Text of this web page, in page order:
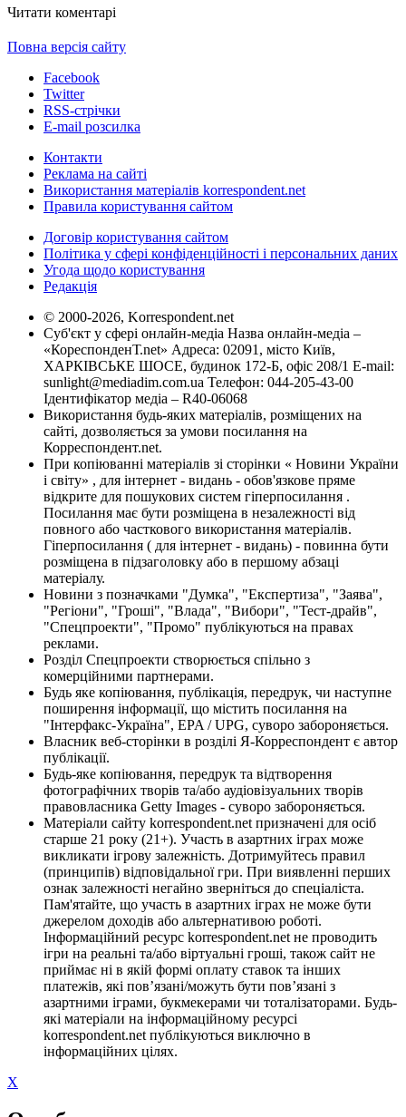
Читати коментарі
Повна версія сайту
Facebook
Twitter
RSS-стрічки
E-mail розсилка
Контакти
Реклама на сайті
Використання матеріалів korrespondent.net
Правила користування сайтом
Договір користування сайтом
Політика у сфері конфіденційності і персональних даних
Угода щодо користування
Редакція
© 2000-2026, Korrespondent.net
Суб'єкт у сфері онлайн-медіа Назва онлайн-медіа –
«КореспонденТ.net» Адреса: 02091, місто Київ,
ХАРКІВСЬКЕ ШОСЕ, будинок 172-Б, офіс 208/1 E-mail:
sunlight@mediadim.com.ua Телефон: 044-205-43-00
Ідентифікатор медіа – R40-06068
Використання будь-яких матеріалів, розміщених на
сайті, дозволяється за умови посилання на
Корреспондент.net.
При копіюванні матеріалів зі сторінки « Новини України
і світу» , для інтернет - видань - обов'язкове пряме
відкрите для пошукових систем гіперпосилання .
Посилання має бути розміщена в незалежності від
повного або часткового використання матеріалів.
Гіперпосилання ( для інтернет - видань) - повинна бути
розміщена в підзаголовку або в першому абзаці
матеріалу.
Новини з позначками "Думка", "Експертиза", "Заява",
"Регіони", "Гроші", "Влада", "Вибори", "Тест-драйв",
"Спецпроекти", "Промо" публікуються на правах
реклами.
Розділ Спецпроекти створюється спільно з
комерційними партнерами.
Будь яке копіювання, публікація, передрук, чи наступне
поширення інформації, що містить посилання на
"Інтерфакс-Україна", EPA / UPG, суворо забороняється.
Власник веб-сторінки в розділі Я-Корреспондент є автор
публікації.
Будь-яке копіювання, передрук та відтворення
фотографічних творів та/або аудіовізуальних творів
правовласника Getty Images - суворо забороняється.
Матеріали сайту korrespondent.net призначені для осіб
старше 21 року (21+). Участь в азартних іграх може
викликати ігрову залежність. Дотримуйтесь правил
(принципів) відповідальної гри. При виявленні перших
ознак залежності негайно зверніться до спеціаліста.
Пам'ятайте, що участь в азартних іграх не може бути
джерелом доходів або альтернативою роботі.
Інформаційний ресурс korrespondent.net не проводить
ігри на реальні та/або віртуальні гроші, також сайт не
приймає ні в якій формі оплату ставок та інших
платежів, які пов’язані/можуть бути пов’язані з
азартними іграми, букмекерами чи тоталізаторами. Будь-
які матеріали на інформаційному ресурсі
korrespondent.net публікуються виключно в
інформаційних цілях.
X